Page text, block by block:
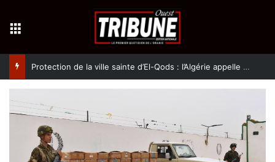
Protection de la ville sainte d’El-Qods : l’Algérie appelle à une action collective